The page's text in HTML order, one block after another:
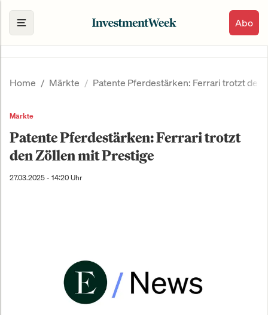
Abo
Home Märkte Patente Pferdestärken: Ferrari trotzt den
Märkte
Patente Pferdestärken: Ferrari trotzt
den Zöllen mit Prestige
27.03.2025 - 14:20 Uhr